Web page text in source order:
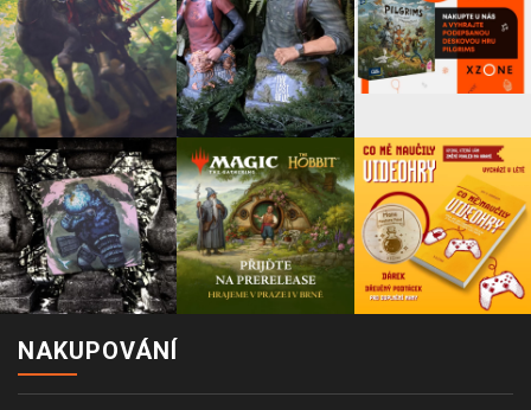
NAKUPOVÁNÍ